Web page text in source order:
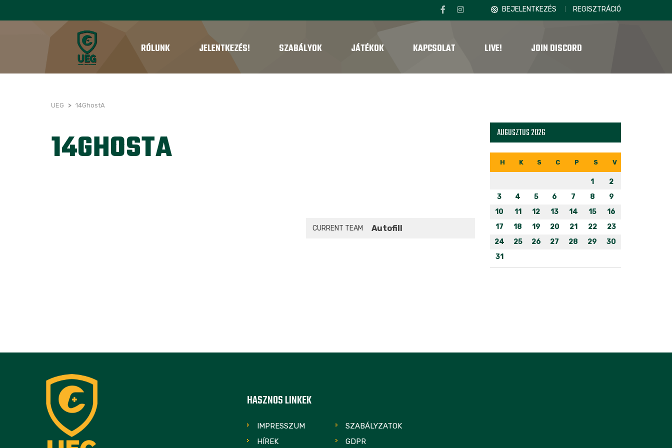
BEJELENTKEZÉS REGISZTRÁCIÓ
RÓLUNK JELENTKEZÉS! SZABÁLYOK JÁTÉKOK KAPCSOLAT LIVE! JOIN DISCORD
UEG > 14GhostA
14GHOSTA
CURRENT TEAM Autofill
AUGUSZTUS 2026
H K S C P S V
1
2
3
4 5 6 7 8
9
10
11 12 13 14 15
16
17
18 19 20 21 22
23
24
25 26 27 28 29
30
31
HASZNOS LINKEK
IMPRESSZUM
SZABÁLYZATOK
HÍREK
GDPR